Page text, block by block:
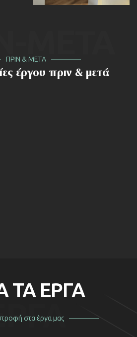
ΠΡΙΝ & ΜΕΤΑ
έργου πριν & μετά
ΤΑ ΕΡΓΑ
στα έργα μας